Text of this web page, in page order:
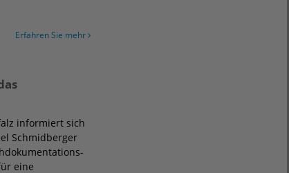
Erfahren Sie mehr
informiert sich
Schmidberger
eine